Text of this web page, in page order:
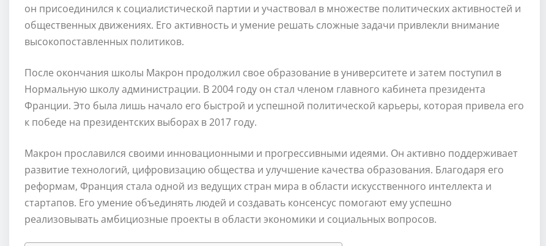
он присоединился к социалистической партии и участвовал в множестве политических активностей и
общественных движениях. Его активность и умение решать сложные задачи привлекли внимание
высокопоставленных политиков.
После окончания школы Макрон продолжил свое образование в университете и затем поступил в
Нормальную школу администрации. В 2004 году он стал членом главного кабинета президента
Франции. Это была лишь начало его быстрой и успешной политической карьеры, которая привела его
к победе на президентских выборах в 2017 году.
Макрон прославился своими инновационными и прогрессивными идеями. Он активно поддерживает
развитие технологий, цифровизацию общества и улучшение качества образования. Благодаря его
реформам, Франция стала одной из ведущих стран мира в области искусственного интеллекта и
стартапов. Его умение объединять людей и создавать консенсус помогают ему успешно
реализовывать амбициозные проекты в области экономики и социальных вопросов.